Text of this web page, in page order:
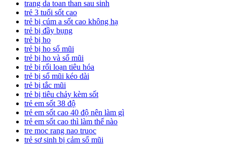
trang da toan than sau sinh
trẻ 3 tuổi sốt cao
trẻ bị cúm a sốt cao không hạ
trẻ bị đầy bụng
trẻ bị ho
trẻ bị ho sổ mũi
trẻ bị ho và sổ mũi
trẻ bị rối loạn tiêu hóa
trẻ bị sổ mũi kéo dài
trẻ bị tắc mũi
trẻ bị tiêu chảy kèm sốt
trẻ em sốt 38 độ
trẻ em sốt cao 40 độ nên làm gì
trẻ em sốt cao thì làm thế nào
tre moc rang nao truoc
trẻ sơ sinh bị cảm sổ mũi